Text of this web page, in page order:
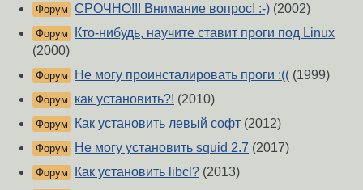
Форум СРОЧНО!!! Внимание вопрос! :-) (2002)
Форум
Кто-нибудь, научите ставит проги под Linux
(2000)
Форум Не могу проинсталировать проги :(( (1999)
Форум как установить?! (2010)
Форум Как установить левый софт (2012)
Форум Не могу установить squid 2.7 (2017)
Форум Как установить libcl? (2013)